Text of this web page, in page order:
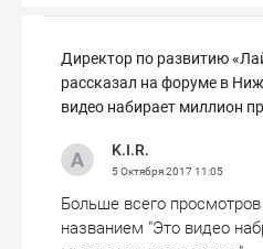
Директор по развитию
рассказал на форуме в
видео набирает миллион
K.I.R.
5 Октября 201711:05
Больше всего
названием "Это видео